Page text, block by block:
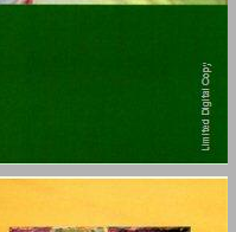
טרמינל 19 כתב עת לאמנות המאה ‭21-ה‬ ... 0